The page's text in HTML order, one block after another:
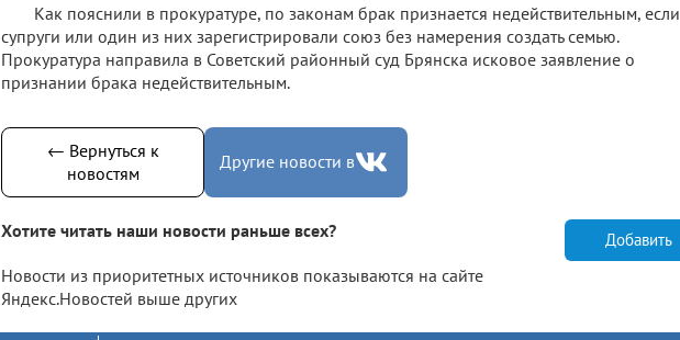
Как пояснили в прокуратуре, по законам брак признается недействительным, если
супруги или один из них зарегистрировали союз без намерения создать семью.
Прокуратура направила в Советский районный суд Брянска исковое заявление о
признании брака недействительным.
← Вернуться к
новостям
Другие новости в
Хотите читать наши новости раньше всех?
Новости из приоритетных источников показываются на сайте
Яндекс.Новостей выше других
Добавить